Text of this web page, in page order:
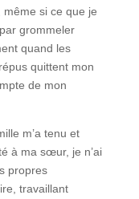
même si ce que je
grommeler
quand les
quittent mon
de mon
m’a tenu et
à ma sœur, je n’ai
propres
travaillant